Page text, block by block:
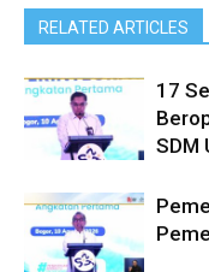
RELATED ARTICLES
17
SDM